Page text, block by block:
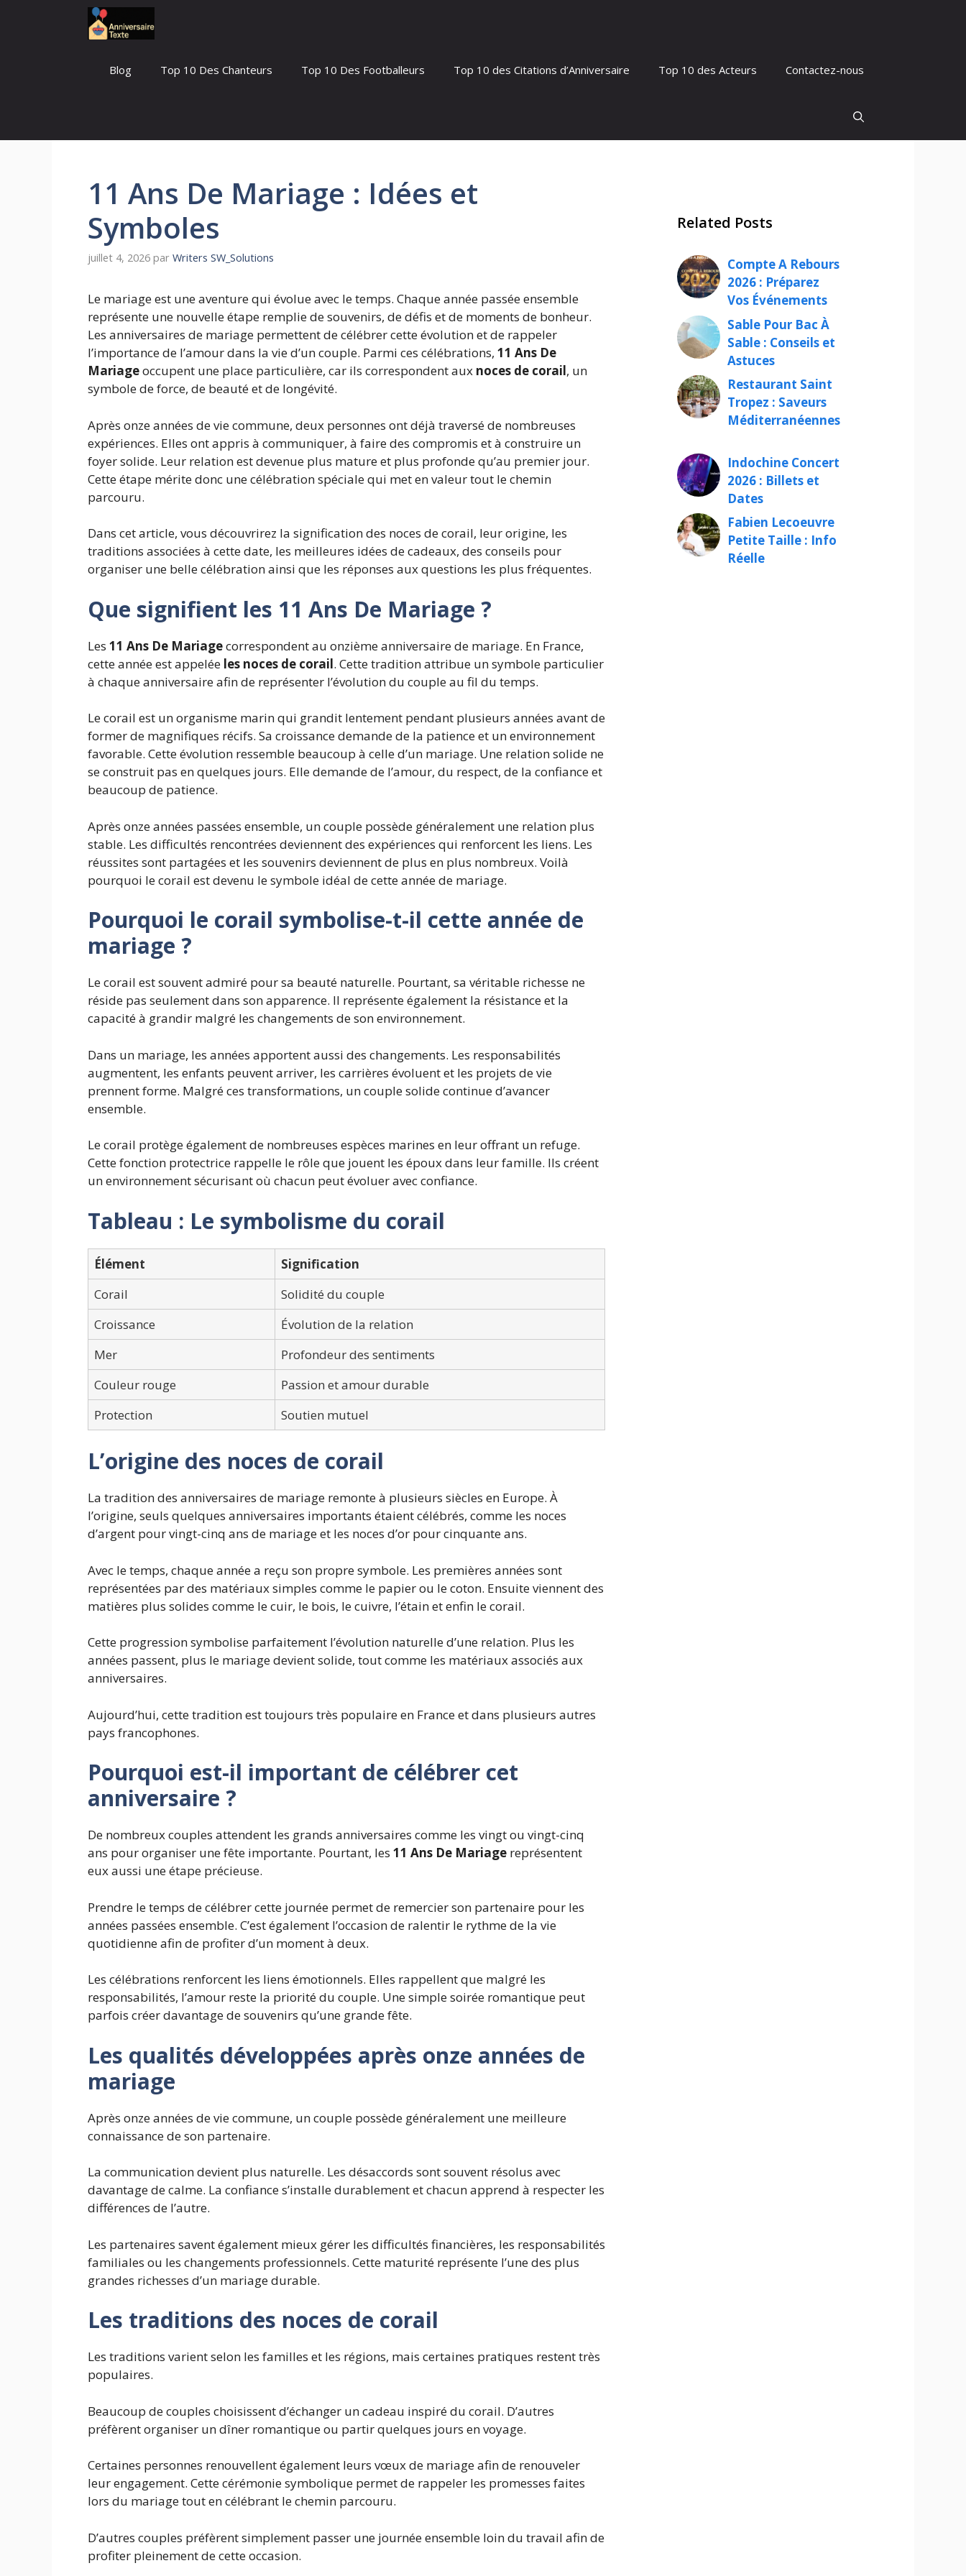
Blog Top 10 Des Chanteurs Top 10 Des Footballeurs Top 10 des Citations d’Anniversaire Top 10 des Acteurs Contactez-nous
11 Ans De Mariage : Idées et
Symboles
juillet 4, 2026 par Writers SW_Solutions
Le mariage est une aventure qui évolue avec le temps. Chaque année passée ensemble
représente une nouvelle étape remplie de souvenirs, de défis et de moments de bonheur.
Les anniversaires de mariage permettent de célébrer cette évolution et de rappeler
l’importance de l’amour dans la vie d’un couple. Parmi ces célébrations, 11 Ans De
Mariageoccupent une place particulière, car ils correspondent aux noces de corail, un
symbole de force, de beauté et de longévité.
Après onze années de vie commune, deux personnes ont déjà traversé de nombreuses
expériences. Elles ont appris à communiquer, à faire des compromis et à construire un
foyer solide. Leur relation est devenue plus mature et plus profonde qu’au premier jour.
Cette étape mérite donc une célébration spéciale qui met en valeur tout le chemin
parcouru.
Dans cet article, vous découvrirez la signification des noces de corail, leur origine, les
traditions associées à cette date, les meilleures idées de cadeaux, des conseils pour
organiser une belle célébration ainsi que les réponses aux questions les plus fréquentes.
Que signifient les 11 Ans De Mariage ?
Les 11 Ans De Mariagecorrespondent au onzième anniversaire de mariage. En France,
cette année est appelée les noces de corail. Cette tradition attribue un symbole particulier
à chaque anniversaire afin de représenter l’évolution du couple au fil du temps.
Le corail est un organisme marin qui grandit lentement pendant plusieurs années avant de
former de magnifiques récifs. Sa croissance demande de la patience et un environnement
favorable. Cette évolution ressemble beaucoup à celle d’un mariage. Une relation solide ne
se construit pas en quelques jours. Elle demande de l’amour, du respect, de la confiance et
beaucoup de patience.
Après onze années passées ensemble, un couple possède généralement une relation plus
stable. Les difficultés rencontrées deviennent des expériences qui renforcent les liens. Les
réussites sont partagées et les souvenirs deviennent de plus en plus nombreux. Voilà
pourquoi le corail est devenu le symbole idéal de cette année de mariage.
Pourquoi le corail symbolise-t-il cette année de
mariage ?
Le corail est souvent admiré pour sa beauté naturelle. Pourtant, sa véritable richesse ne
réside pas seulement dans son apparence. Il représente également la résistance et la
capacité à grandir malgré les changements de son environnement.
Dans un mariage, les années apportent aussi des changements. Les responsabilités
augmentent, les enfants peuvent arriver, les carrières évoluent et les projets de vie
prennent forme. Malgré ces transformations, un couple solide continue d’avancer
ensemble.
Le corail protège également de nombreuses espèces marines en leur offrant un refuge.
Cette fonction protectrice rappelle le rôle que jouent les époux dans leur famille. Ils créent
un environnement sécurisant où chacun peut évoluer avec confiance.
Tableau : Le symbolisme du corail
Élément
Signification
Corail
Solidité du couple
Croissance
Évolution de la relation
Mer
Profondeur des sentiments
Couleur rouge
Passion et amour durable
Protection
Soutien mutuel
L’origine des noces de corail
La tradition des anniversaires de mariage remonte à plusieurs siècles en Europe. À
l’origine, seuls quelques anniversaires importants étaient célébrés, comme les noces
d’argent pour vingt-cinq ans de mariage et les noces d’or pour cinquante ans.
Avec le temps, chaque année a reçu son propre symbole. Les premières années sont
représentées par des matériaux simples comme le papier ou le coton. Ensuite viennent des
matières plus solides comme le cuir, le bois, le cuivre, l’étain et enfin le corail.
Cette progression symbolise parfaitement l’évolution naturelle d’une relation. Plus les
années passent, plus le mariage devient solide, tout comme les matériaux associés aux
anniversaires.
Aujourd’hui, cette tradition est toujours très populaire en France et dans plusieurs autres
pays francophones.
Pourquoi est-il important de célébrer cet
anniversaire ?
De nombreux couples attendent les grands anniversaires comme les vingt ou vingt-cinq
ans pour organiser une fête importante. Pourtant, les 11 Ans De Mariage représentent
eux aussi une étape précieuse.
Prendre le temps de célébrer cette journée permet de remercier son partenaire pour les
années passées ensemble. C’est également l’occasion de ralentir le rythme de la vie
quotidienne afin de profiter d’un moment à deux.
Les célébrations renforcent les liens émotionnels. Elles rappellent que malgré les
responsabilités, l’amour reste la priorité du couple. Une simple soirée romantique peut
parfois créer davantage de souvenirs qu’une grande fête.
Les qualités développées après onze années de
mariage
Après onze années de vie commune, un couple possède généralement une meilleure
connaissance de son partenaire.
La communication devient plus naturelle. Les désaccords sont souvent résolus avec
davantage de calme. La confiance s’installe durablement et chacun apprend à respecter les
différences de l’autre.
Les partenaires savent également mieux gérer les difficultés financières, les responsabilités
familiales ou les changements professionnels. Cette maturité représente l’une des plus
grandes richesses d’un mariage durable.
Les traditions des noces de corail
Les traditions varient selon les familles et les régions, mais certaines pratiques restent très
populaires.
Beaucoup de couples choisissent d’échanger un cadeau inspiré du corail. D’autres
préfèrent organiser un dîner romantique ou partir quelques jours en voyage.
Certaines personnes renouvellent également leurs vœux de mariage afin de renouveler
leur engagement. Cette cérémonie symbolique permet de rappeler les promesses faites
lors du mariage tout en célébrant le chemin parcouru.
D’autres couples préfèrent simplement passer une journée ensemble loin du travail afin de
profiter pleinement de cette occasion.
Related Posts
Compte A Rebours
2026 : Préparez
Vos Événements
Sable Pour Bac À
Sable : Conseils et
Astuces
Restaurant Saint
Tropez : Saveurs
Méditerranéennes
Indochine Concert
2026 : Billets et
Dates
Fabien Lecoeuvre
Petite Taille : Info
Réelle